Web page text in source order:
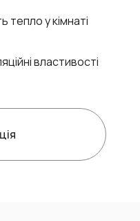
тепло у кімнаті
властивості